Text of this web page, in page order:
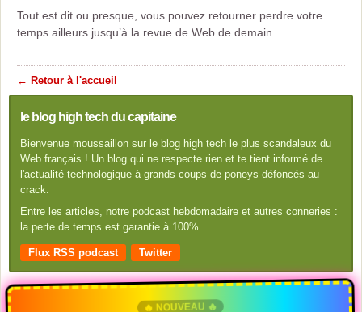
Tout est dit ou presque, vous pouvez retourner perdre votre
temps ailleurs jusqu’à la revue de Web de demain.
← Retour à l'accueil
le blog high tech du capitaine
Bienvenue moussaillon sur le blog high tech le plus scandaleux du
Web français ! Un blog qui ne respecte rien et te tient informé de
l'actualité technologique à grands coups de poneys défoncés au
crack.
Entre les articles, notre podcast hebdomadaire et autres conneries :
la perte de temps est garantie à 100%…
Flux RSS podcast Twitter
🔥 NOUVEAU 🔥